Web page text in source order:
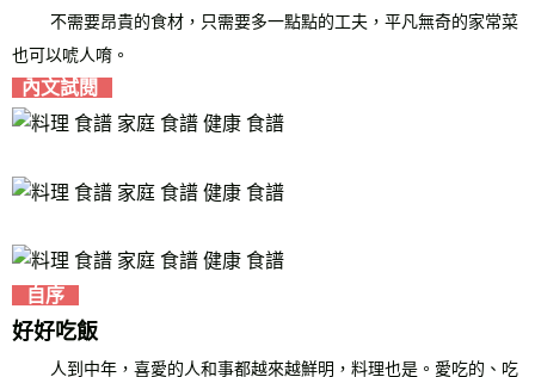
不需要昂貴的食材，只需要多一點點的工夫，平凡無奇的家常菜
也可以唬人唷。
內文試閱
自序
好好吃飯
人到中年，喜愛的人和事都越來越鮮明，料理也是。愛吃的、吃